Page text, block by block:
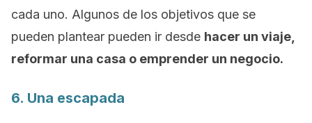
cada uno. Algunos de los objetivos que se
pueden plantear pueden ir desde hacer un viaje,
reformar una casa o emprender un negocio.
6. Una escapada